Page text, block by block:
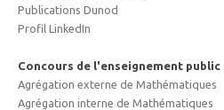
Publications Dunod
Profil LinkedIn
Concours de l'enseignement public
Agrégation externe de Mathématiques
Agrégation interne de Mathématiques